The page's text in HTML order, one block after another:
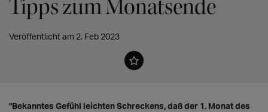
Tipps zum Monatsende
Veröffentlicht am 2. Feb 2023
"Bekanntes Gefühl leichten Schreckens, daß der 1. Monat des